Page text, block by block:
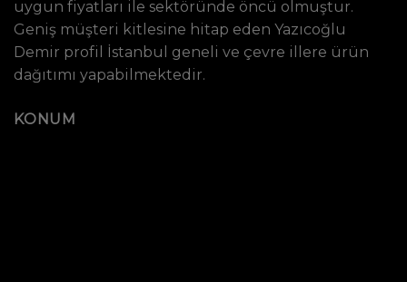
uygun fiyatları ile sektöründe öncü olmuştur.
Geniş müşteri kitlesine hitap eden Yazıcoğlu
Demir profil İstanbul geneli ve çevre illere ürün
dağıtımı yapabilmektedir.
KONUM